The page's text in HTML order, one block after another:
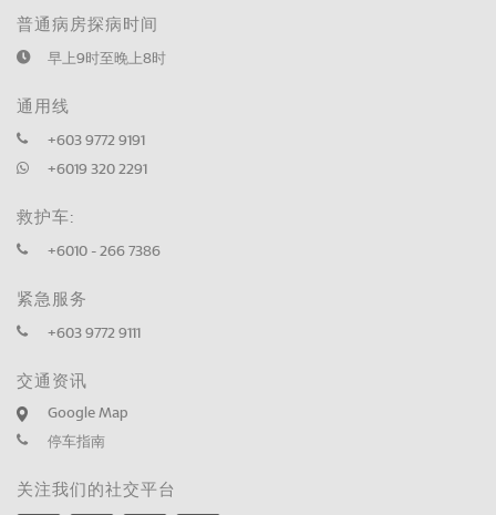
普通病房探病时间
早上9时至晚上8时
通用线
+603 9772 9191
+6019 320 2291
救护车:
+6010 - 266 7386
紧急服务
+603 9772 9111
交通资讯
Google Map
停车指南
关注我们的社交平台